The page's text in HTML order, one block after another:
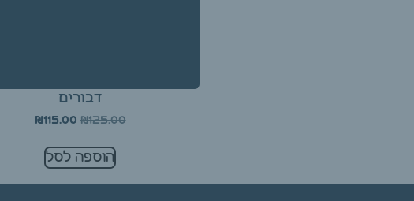
דבורים
₪125.00
₪115.00
הוספה לסל